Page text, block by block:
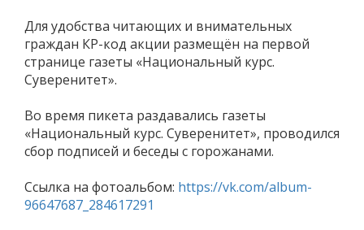
Для удобства читающих и внимательных
граждан КР-код акции размещён на первой
странице газеты «Национальный курс.
Суверенитет».
Во время пикета раздавались газеты
«Национальный курс. Суверенитет», проводился
сбор подписей и беседы с горожанами.
Ссылка на фотоальбом: https://vk.com/album-
96647687_284617291